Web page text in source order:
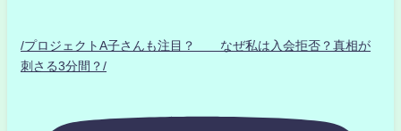
/プロジェクトA子さんも注目？ なぜ私は入会拒否？真相が
刺さる3分間？/